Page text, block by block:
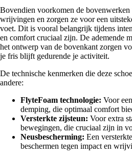
Bovendien voorkomen de
wrijvingen en zorgen ze voor een
voet. Dit is vooral belangrijk tijdens
en comfort cruciaal zijn. De ademende
het ontwerp van de bovenkant zorgen
je fris blijft gedurende je activiteit.
De technische kenmerken die deze
andere:
FlyteFoam technologie: Voor
demping, die optimaal comfort
Versterkte zijsteun: Voor extra
bewegingen, die cruciaal zijn in
Neusbescherming: Een
beschermen tegen impact en